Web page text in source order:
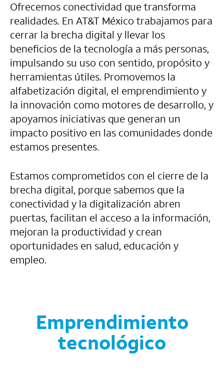
Ofrecemos conectividad que transforma
realidades. En AT&T México trabajamos para
cerrar la brecha digital y llevar los
beneficios de la tecnología a más personas,
impulsando su uso con sentido, propósito y
herramientas útiles. Promovemos la
alfabetización digital, el emprendimiento y
la innovación como motores de desarrollo, y
apoyamos iniciativas que generan un
impacto positivo en las comunidades donde
estamos presentes.
Estamos comprometidos con el cierre de la
brecha digital, porque sabemos que la
conectividad y la digitalización abren
puertas, facilitan el acceso a la información,
mejoran la productividad y crean
oportunidades en salud, educación y
empleo.
Emprendimiento
tecnológico